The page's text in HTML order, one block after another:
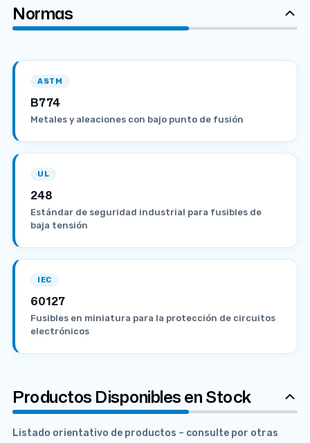
Normas
ASTM
B774
Metales y aleaciones con bajo punto de fusión
UL
248
Estándar de seguridad industrial para fusibles de
baja tensión
IEC
60127
Fusibles en miniatura para la protección de circuitos
electrónicos
Productos Disponibles en Stock
Listado orientativo de productos – consulte por otras